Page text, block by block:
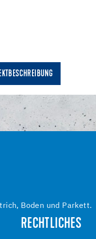
Boden und Parkett.
RECHTLICHES